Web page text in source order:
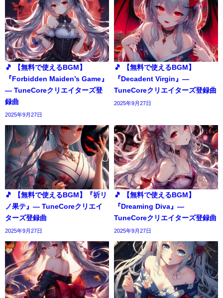
🎵 【無料で使えるBGM】
『Forbidden Maiden’s Game』
― TuneCoreクリエイターズ登
録曲
2025年9月27日
🎵 【無料で使えるBGM】
『Decadent Virgin』―
TuneCoreクリエイターズ登録曲
2025年9月27日
🎵 【無料で使えるBGM】『祈リ
ノ果テ』― TuneCoreクリエイ
ターズ登録曲
2025年9月27日
🎵 【無料で使えるBGM】
『Dreaming Diva』―
TuneCoreクリエイターズ登録曲
2025年9月27日